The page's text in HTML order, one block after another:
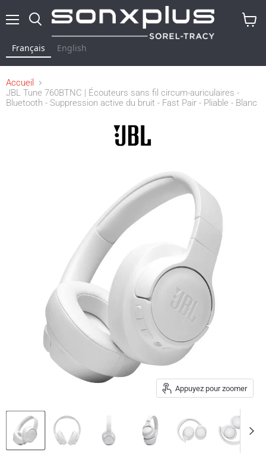
Français English
Accueil
JBL Tune 760BTNC | Écouteurs sans fil circum-auriculaires -
Bluetooth - Suppression active du bruit - Fast Pair - Pliable - Blanc
Appuyez pour zoomer